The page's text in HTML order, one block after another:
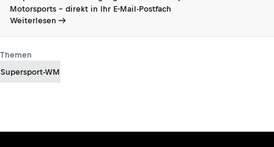
Motorsports - direkt in Ihr E-Mail-Postfach
Weiterlesen
Themen
Supersport-WM